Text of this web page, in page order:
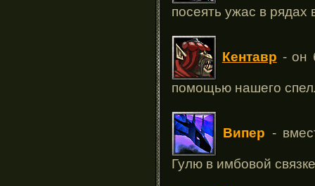
посеять ужас в рядах
Кентавр - он
помощью нашего
Випер -
Гулю в имбовой